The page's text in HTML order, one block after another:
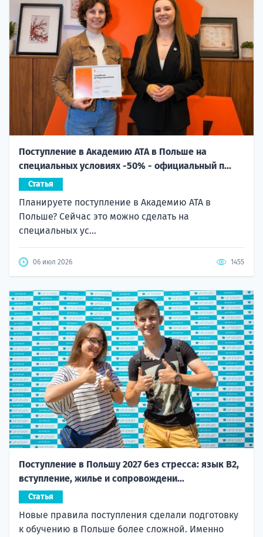
Поступление в Академию ATA в Польше на
специальных условиях -50% - официальный п...
Статья
Планируете поступление в Академию ATA в
Польше? Сейчас это можно сделать на
специальных ус...
06 июл 2026 1455
Поступление в Польшу 2027 без стресса: язык B2,
вступление, жилье и сопровождени...
Статья
Новые правила поступления сделали подготовку
к обучению в Польше более сложной. Именно